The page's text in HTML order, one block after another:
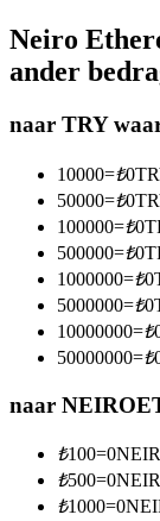
Word een
Geniet van
Informatie
Neiro
ander
naar TRY
10000=₺0
50000=₺0
100000=₺0
500000=₺0
1000000=₺0
5000000=₺0
10000000=₺
50000000=₺
naar
₺100=0
₺500=0
₺1000=0